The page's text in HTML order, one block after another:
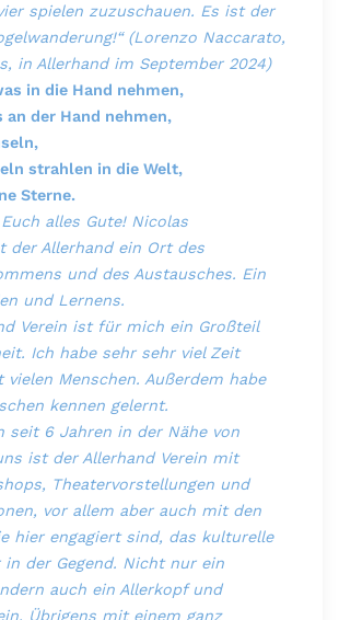
spielen zuzuschauen. Es ist der
(Lorenzo Naccarato,
in Allerhand im September 2024)
in die Hand nehmen,
der Hand nehmen,
strahlen in die Welt,
Sterne.
alles Gute! Nicolas
der Allerhand ein Ort des
und des Austausches. Ein
und Lernens.
Verein ist für mich ein Großteil
Ich habe sehr sehr viel Zeit
Menschen. Außerdem habe
kennen gelernt.
seit 6 Jahren in der Nähe von
ist der Allerhand Verein mit
Theatervorstellungen und
vor allem aber auch mit den
hier engagiert sind, das kulturelle
der Gegend. Nicht nur ein
auch ein Allerkopf und
Übrigens mit einem ganz